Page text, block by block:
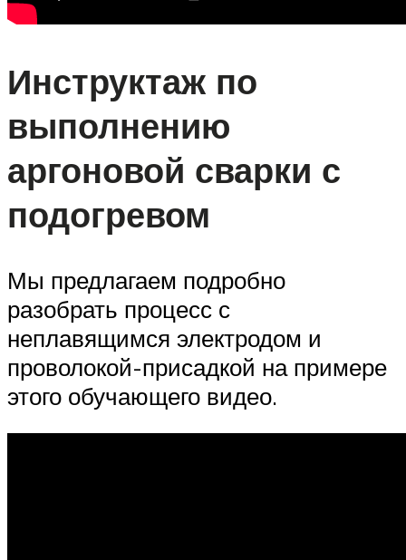
Инструктаж по
выполнению
аргоновой сварки с
подогревом
Мы предлагаем подробно
разобрать процесс с
неплавящимся электродом и
проволокой-присадкой на примере
этого обучающего видео.